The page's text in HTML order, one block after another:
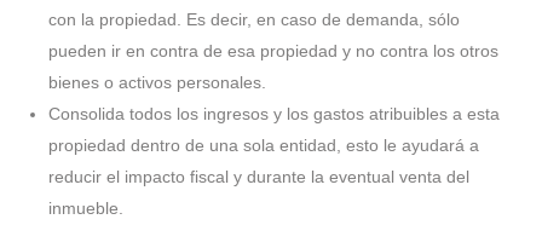
con la propiedad. Es decir, en caso de demanda, sólo
pueden ir en contra de esa propiedad y no contra los otros
bienes o activos personales.
Consolida todos los ingresos y los gastos atribuibles a esta
propiedad dentro de una sola entidad, esto le ayudará a
reducir el impacto fiscal y durante la eventual venta del
inmueble.